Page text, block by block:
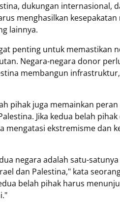
dukungan internasional,
menghasilkan
lainnya.
penting untuk memastikan
Negara-negara donor
membangun
pihak juga memainkan
Jika kedua belah
mengatasi ekstremisme dan
negara adalah satu-
dan Palestina," kata
belah pihak harus